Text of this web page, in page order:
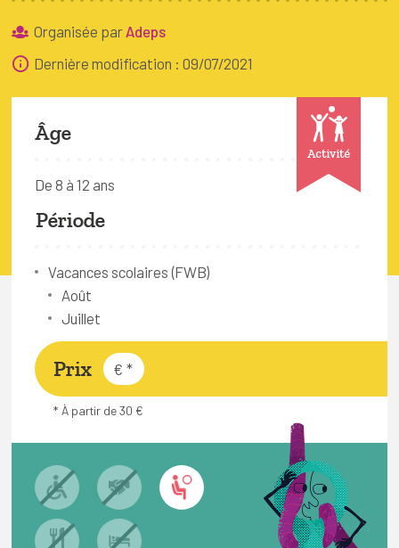
Bruxelles Temps Libre
Organisée parAdeps
Dernière modification : 09/07/2021
Activité
Âge
De 8 à 12 ans
Période
Vacances scolaires (FWB)
Août
Juillet
Prix € *
* À partir de 30 €